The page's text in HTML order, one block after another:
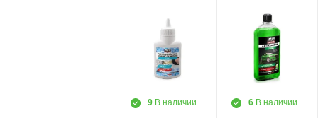
9 В наличии 6 В наличии